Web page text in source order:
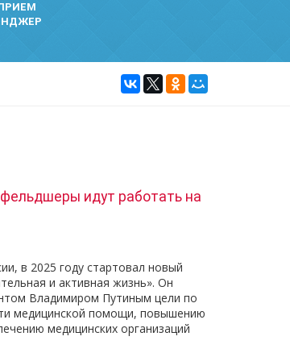
идут работать на
в 2025 году стартовал новый
и активная жизнь». Он
Владимиром Путиным цели по
медицинской помощи, повышению
медицинских организаций